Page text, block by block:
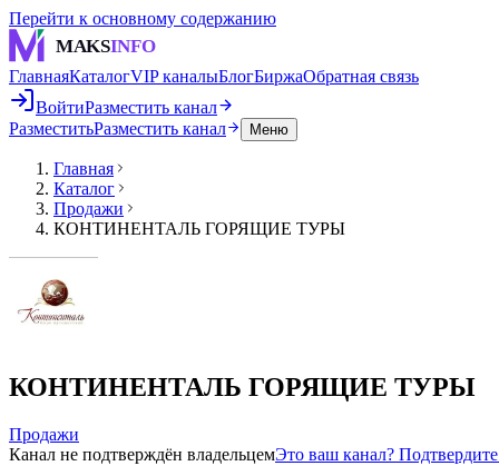
Перейти к основному содержанию
MAKSINFO
ГлавнаяКаталогVIP каналыБлогБиржаОбратная связь
ВойтиРазместить канал
РазместитьРазместить канал Меню
Главная
Каталог
Продажи
КОНТИНЕНТАЛЬ ГОРЯЩИЕ ТУРЫ
КОНТИНЕНТАЛЬ ГОРЯЩИЕ ТУРЫ
Продажи
Канал не подтверждён владельцемЭто ваш канал?